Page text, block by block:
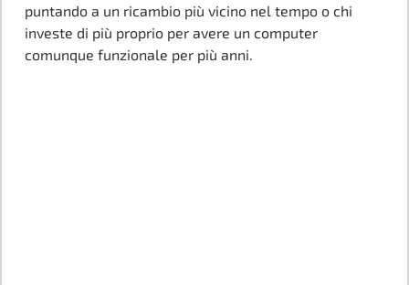
puntando a un ricambio più vicino nel tempo o chi
investe di più proprio per avere un computer
comunque funzionale per più anni.